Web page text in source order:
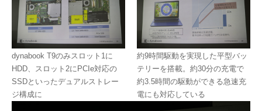
dynabook T9のみスロット1に
HDD、スロット2にPCIe対応の
SSDといったデュアルストレー
ジ構成に
約9時間駆動を実現した平型バッ
テリーを搭載。約30分の充電で
約3.5時間の駆動ができる急速充
電にも対応している